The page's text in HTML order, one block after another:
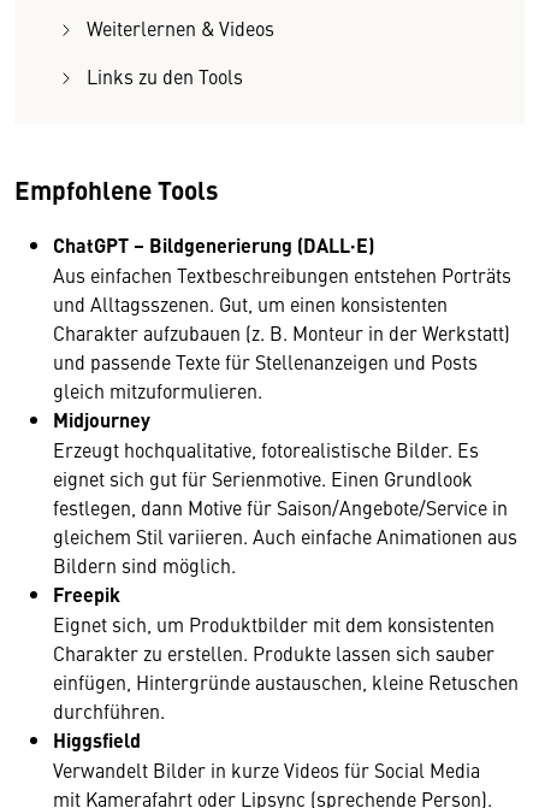
Weiterlernen & Videos
Links zu den Tools
Empfohlene Tools
ChatGPT – Bildgenerierung (DALL·E)
Aus einfachen Textbeschreibungen entstehen Porträts
und Alltagsszenen. Gut, um einen konsistenten
Charakter aufzubauen (z. B. Monteur in der Werkstatt)
und passende Texte für Stellenanzeigen und Posts
gleich mitzuformulieren.
Midjourney
Erzeugt hochqualitative, fotorealistische Bilder. Es
eignet sich gut für Serienmotive. Einen Grundlook
festlegen, dann Motive für Saison/Angebote/Service in
gleichem Stil variieren. Auch einfache Animationen aus
Bildern sind möglich.
Freepik
Eignet sich, um Produktbilder mit dem konsistenten
Charakter zu erstellen. Produkte lassen sich sauber
einfügen, Hintergründe austauschen, kleine Retuschen
durchführen.
Higgsfield
Verwandelt Bilder in kurze Videos für Social Media
mit Kamerafahrt oder Lipsync (sprechende Person).